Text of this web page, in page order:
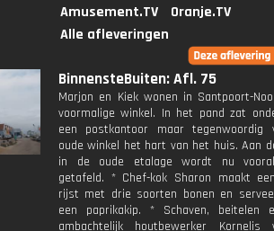
Amusement.TV
Oranje.TV
Alle afleveringen
BinnensteBuiten: Afl. 75
Marjon en Kiek wonen in Santpoort-
voormalige winkel. In het pand zat
een postkantoor maar tegenwoordig
oude winkel het hart van het huis. Aan
in de oude etalage wordt nu
getafeld. * Chef-kok Sharon maakt
rijst met drie soorten bonen en
een paprikakip. * Schaven, beitelen
ambachtelijk houtbewerker